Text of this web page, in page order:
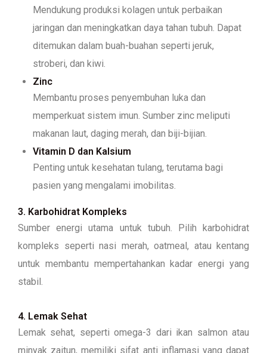
Mendukung produksi kolagen untuk perbaikan
jaringan dan meningkatkan daya tahan tubuh. Dapat
ditemukan dalam buah-buahan seperti jeruk,
stroberi, dan kiwi.
Zinc
Membantu proses penyembuhan luka dan
memperkuat sistem imun. Sumber zinc meliputi
makanan laut, daging merah, dan biji-bijian.
Vitamin D dan Kalsium
Penting untuk kesehatan tulang, terutama bagi
pasien yang mengalami imobilitas.
3. Karbohidrat Kompleks
Sumber energi utama untuk tubuh. Pilih karbohidrat
kompleks seperti nasi merah, oatmeal, atau kentang
untuk membantu mempertahankan kadar energi yang
stabil.
4. Lemak Sehat
Lemak sehat, seperti omega-3 dari ikan salmon atau
minyak zaitun, memiliki sifat anti inflamasi yang dapat